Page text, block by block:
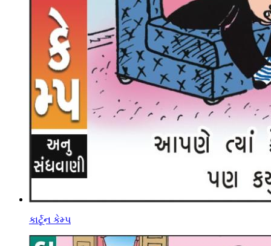
કાર્ટૂન કેમ્પ